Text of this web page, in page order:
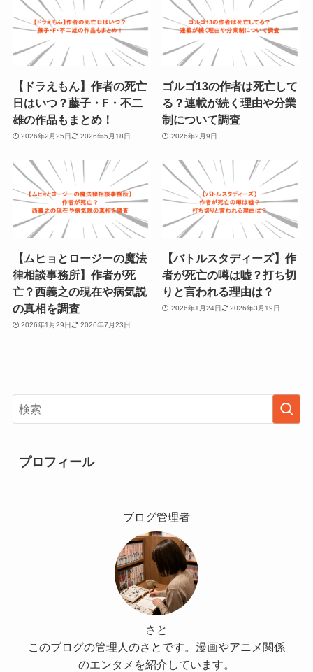
【ドラえもん】作者の死亡
日はいつ？藤子・F・不二
雄の作品もまとめ！
2026年2月25日 2026年5月18日
ゴルゴ13の作者は死亡して
る？連載が続く理由や分業
制について調査
2026年2月9日
【ムヒョとロージーの魔法
律相談事務所】作者が死
亡？西義之の現在や病気説
の真相を調査
2026年1月29日 2026年7月23日
【バトルスタディーズ】作
者が死亡の噂は嘘？打ち切
りと言われる理由は？
2026年1月24日 2026年3月19日
プロフィール
ブログ管理者
さと
このブログの管理人のさとです。漫画やアニメ関係
のエンタメを紹介しています。